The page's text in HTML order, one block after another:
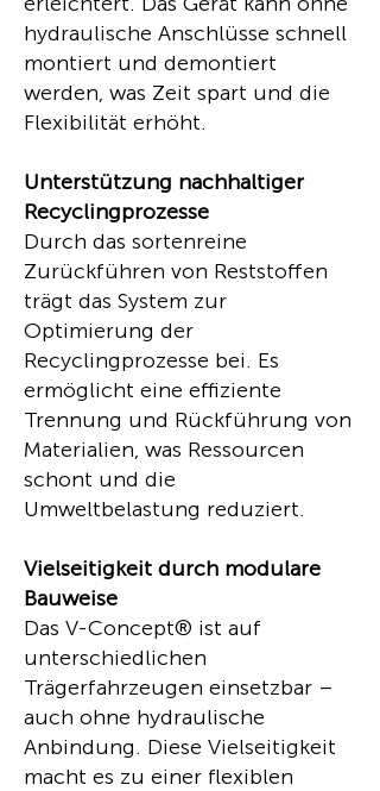
hydraulische Anschlüsse schnell
montiert und demontiert
werden, was Zeit spart und die
Flexibilität erhöht.
Unterstützung nachhaltiger
Recyclingprozesse
Durch das sortenreine
Zurückführen von Reststoffen
trägt das System zur
Optimierung der
Recyclingprozesse bei. Es
ermöglicht eine effiziente
Trennung und Rückführung von
Materialien, was Ressourcen
schont und die
Umweltbelastung reduziert.
Vielseitigkeit durch modulare
Bauweise
Das V-Concept® ist auf
unterschiedlichen
Trägerfahrzeugen einsetzbar –
auch ohne hydraulische
Anbindung. Diese Vielseitigkeit
macht es zu einer flexiblen